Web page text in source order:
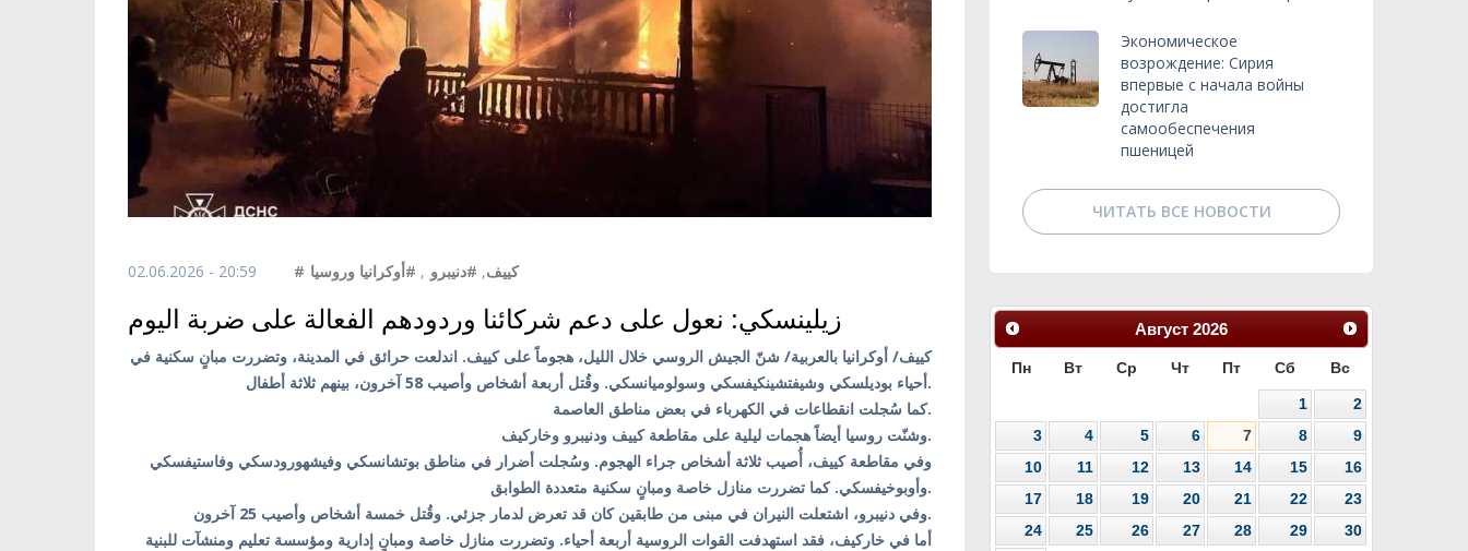
02.06.2026 - 20:59 #كييف, #دنيبرو , #أوكرانيا وروسيا
زيلينسكي: نعول على دعم شركائنا وردودهم الفعالة على ضربة اليوم
كييف/ أوكرانيا بالعربية/ شنّ الجيش الروسي خلال الليل، هجوماً على كييف. اندلعت حرائق في المدينة، وتضررت مبانٍ سكنية في
أحياء بوديلسكي وشيفتشينكيفسكي وسولوميانسكي. وقُتل أربعة أشخاص وأصيب 58 آخرون، بينهم ثلاثة أطفال.
كما سُجلت انقطاعات في الكهرباء في بعض مناطق العاصمة.
وشنّت روسيا أيضاً هجمات ليلية على مقاطعة كييف ودنيبرو وخاركيف.
وفي مقاطعة كييف، أُصيب ثلاثة أشخاص جراء الهجوم. وسُجلت أضرار في مناطق بوتشانسكي وفيشهورودسكي وفاستيفسكي
وأوبوخيفسكي. كما تضررت منازل خاصة ومبانٍ سكنية متعددة الطوابق.
وفي دنيبرو، اشتعلت النيران في مبنى من طابقين كان قد تعرض لدمار جزئي. وقُتل خمسة أشخاص وأصيب 25 آخرون.
أما في خاركيف، فقد استهدفت القوات الروسية أربعة أحياء. وتضررت منازل خاصة ومبانٍ إدارية ومؤسسة تعليم ومنشآت للبنية
Экономическое
возрождение: Сирия
впервые с начала войны
достигла
самообеспечения
пшеницей
ЧИТАТЬ ВСЕ НОВОСТИ
Август 2026
Пн Вт Ср Чт Пт Сб Вс
1
2
3
4 5 6 7 8
9
10
11 12 13 14 15
16
17
18 19 20 21 22
23
24
25 26 27 28 29
30